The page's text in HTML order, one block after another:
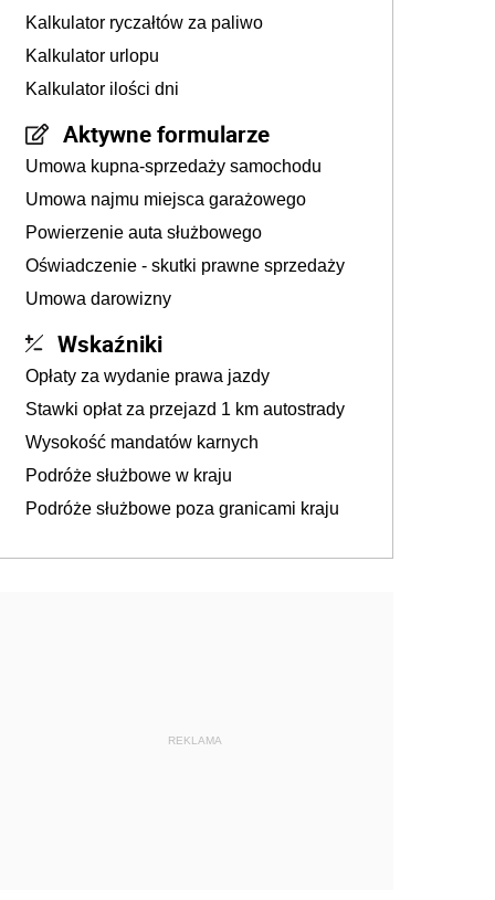
Kalkulator ryczałtów za paliwo
Kalkulator urlopu
Kalkulator ilości dni
Aktywne formularze
Umowa kupna-sprzedaży samochodu
Umowa najmu miejsca garażowego
Powierzenie auta służbowego
Oświadczenie - skutki prawne sprzedaży
Umowa darowizny
Wskaźniki
Opłaty za wydanie prawa jazdy
Stawki opłat za przejazd 1 km autostrady
Wysokość mandatów karnych
Podróże służbowe w kraju
Podróże służbowe poza granicami kraju
REKLAMA